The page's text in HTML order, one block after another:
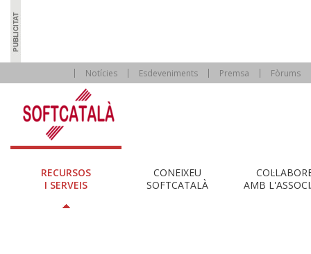
Notícies Esdeveniments Premsa Fòrums
RECURSOS
I SERVEIS
CONEIXEU
SOFTCATALÀ
AMB